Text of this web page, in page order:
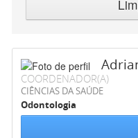
COORDENADOR(A)
CIÊNCIAS DA SAÚDE
Odontologia